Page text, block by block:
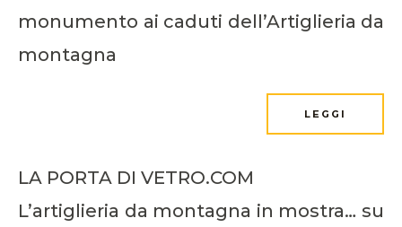
monumento ai caduti dell’Artiglieria da
montagna
LEGGI
LA PORTA DI VETRO.COM
L’artiglieria da montagna in mostra… su